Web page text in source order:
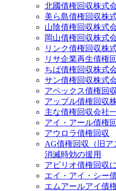
北國債権回収株式
美ら島債権回収株
山陰債権回収株式
岡山債権回収株式
リンク債権回収株
リサ企業再生債権
ちば債権回収株式
サン債権回収株式
アペックス債権回
アップル債権回収
主な債権回収会社
アイ・アール債権
アウロラ債権回収
AG債権回収（旧
消滅時効の援用
アビリオ債権回収
エイ・アイ・シー
エムアールアイ債